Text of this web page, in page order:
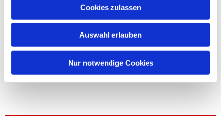
Cookies zulassen
Auswahl erlauben
Nur notwendige Cookies